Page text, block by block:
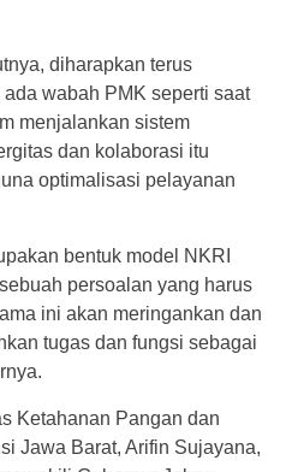
diharapkan terus
wabah PMK seperti saat
menjalankan sistem
dan kolaborasi itu
optimalisasi pelayanan
bentuk model NKRI
persoalan yang harus
ini akan meringankan dan
tugas dan fungsi sebagai
Ketahanan Pangan dan
Jawa Barat, Arifin Sujayana,